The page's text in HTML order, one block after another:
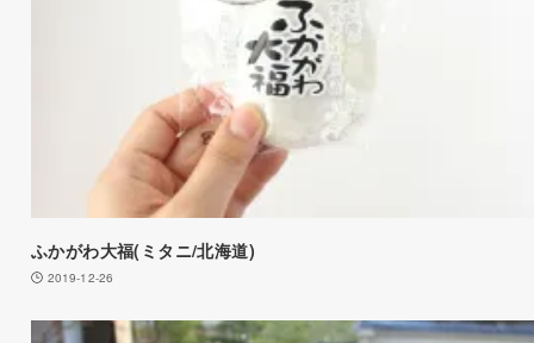
ふかがわ大福(ミタニ/北海道)
2019-12-26